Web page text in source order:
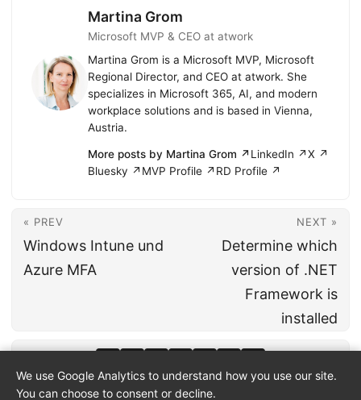
Martina Grom
Microsoft MVP & CEO at atwork
Martina Grom is a Microsoft MVP, Microsoft
Regional Director, and CEO at atwork. She
specializes in Microsoft 365, AI, and modern
workplace solutions and is based in Vienna,
Austria.
More posts by Martina Grom ↗LinkedIn ↗X ↗
Bluesky ↗ MVP Profile ↗ RD Profile ↗
« PREV
Windows Intune und
Azure MFA
NEXT »
Determine which
version of .NET
Framework is
installed
We use Google Analytics to understand how you use our site.
You can choose to consent or decline.